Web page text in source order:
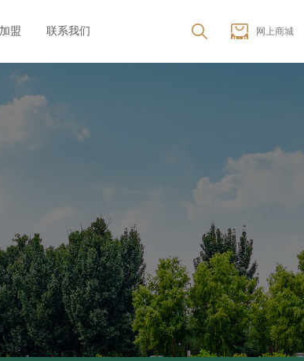
盟 联系我们 网上商城